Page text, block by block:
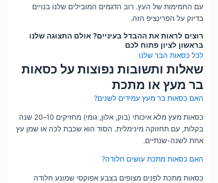
עם החמימות של העץ. רוב הדגמים המובילים שלנו בנויים
בדיוק על הפרינציפ הזה.
רוצים לראות את ההבדל בעיניים? אולם התצוגה שלנו
בראשון לציון פתוח לכם
לכל כסאות הבר שלנו
שאלות ותשובות נפוצות על כסאות
בר מעץ או מתכת
האם כסאות בר מעץ עמידים לשנים?
כסאות מעץ מלא איכותי (בוק, אלון, גומי) מחזיקים 10–20 שנה
בקלות, עם תחזוקה מינימלית. הסוד הוא שכבת לכה או שמן עץ
אחת לשנה-שנתיים.
האם כסאות מתכת עושים חלודה?
כסאות מתכת לפנים מצופים בצבע אפוקסי שמונע חלודה